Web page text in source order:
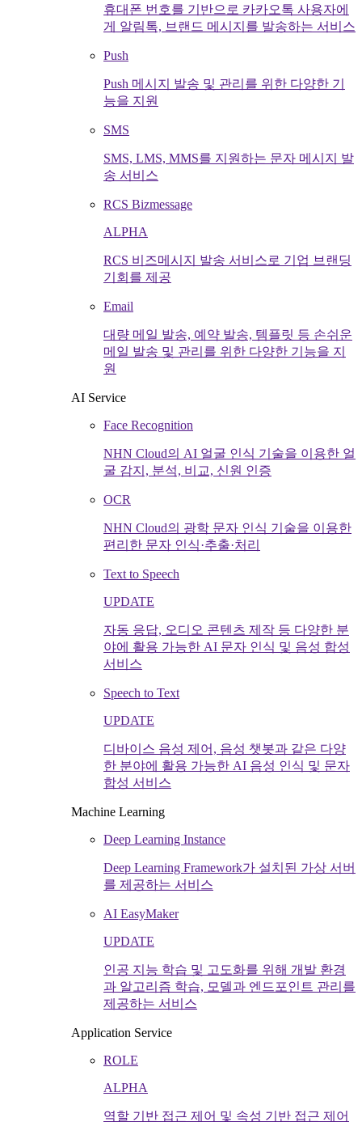
휴대폰 번호를 기반으로 카카오톡 사용자에
게 알림톡, 브랜드 메시지를 발송하는 서비스
Push
Push 메시지 발송 및 관리를 위한 다양한 기
능을 지원
SMS
SMS, LMS, MMS를 지원하는 문자 메시지 발
송 서비스
RCS Bizmessage
ALPHA
RCS 비즈메시지 발송 서비스로 기업 브랜딩
기회를 제공
Email
대량 메일 발송, 예약 발송, 템플릿 등 손쉬운
메일 발송 및 관리를 위한 다양한 기능을 지
원
AI Service
Face Recognition
NHN Cloud의 AI 얼굴 인식 기술을 이용한 얼
굴 감지, 분석, 비교, 신원 인증
OCR
NHN Cloud의 광학 문자 인식 기술을 이용한
편리한 문자 인식·추출·처리
Text to Speech
UPDATE
자동 응답, 오디오 콘텐츠 제작 등 다양한 분
야에 활용 가능한 AI 문자 인식 및 음성 합성
서비스
Speech to Text
UPDATE
디바이스 음성 제어, 음성 챗봇과 같은 다양
한 분야에 활용 가능한 AI 음성 인식 및 문자
합성 서비스
Machine Learning
Deep Learning Instance
Deep Learning Framework가 설치된 가상 서버
를 제공하는 서비스
AI EasyMaker
UPDATE
인공 지능 학습 및 고도화를 위해 개발 환경
과 알고리즘 학습, 모델과 엔드포인트 관리를
제공하는 서비스
Application Service
ROLE
ALPHA
역할 기반 접근 제어 및 속성 기반 접근 제어